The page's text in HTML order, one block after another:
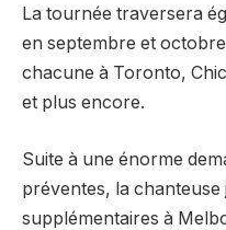
La tournée traversera
en septembre et
chacune à Toronto,
et plus encore.
Suite à une énorme
préventes, la chanteuse
supplémentaires à